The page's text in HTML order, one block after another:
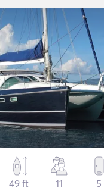
49 ft
11 5